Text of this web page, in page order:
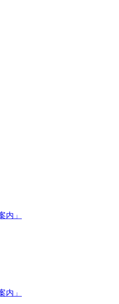
」
」